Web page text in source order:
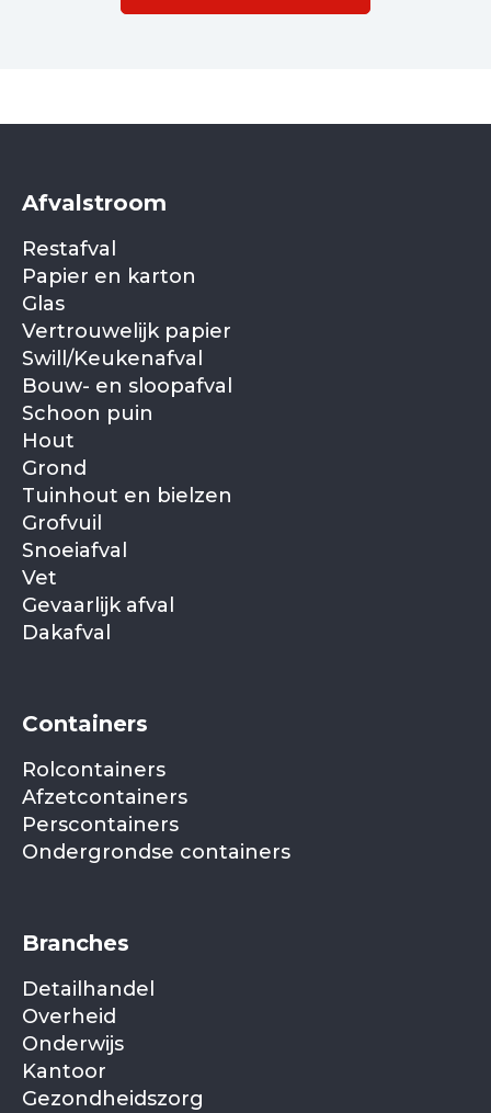
Afvalstroom
Restafval
Papier en karton
Glas
Vertrouwelijk papier
Swill/Keukenafval
Bouw- en sloopafval
Schoon puin
Hout
Grond
Tuinhout en bielzen
Grofvuil
Snoeiafval
Vet
Gevaarlijk afval
Dakafval
Containers
Rolcontainers
Afzetcontainers
Perscontainers
Ondergrondse containers
Branches
Detailhandel
Overheid
Onderwijs
Kantoor
Gezondheidszorg